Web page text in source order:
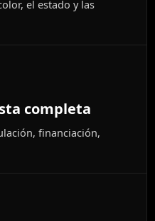
el estado y las
completa
financiación,